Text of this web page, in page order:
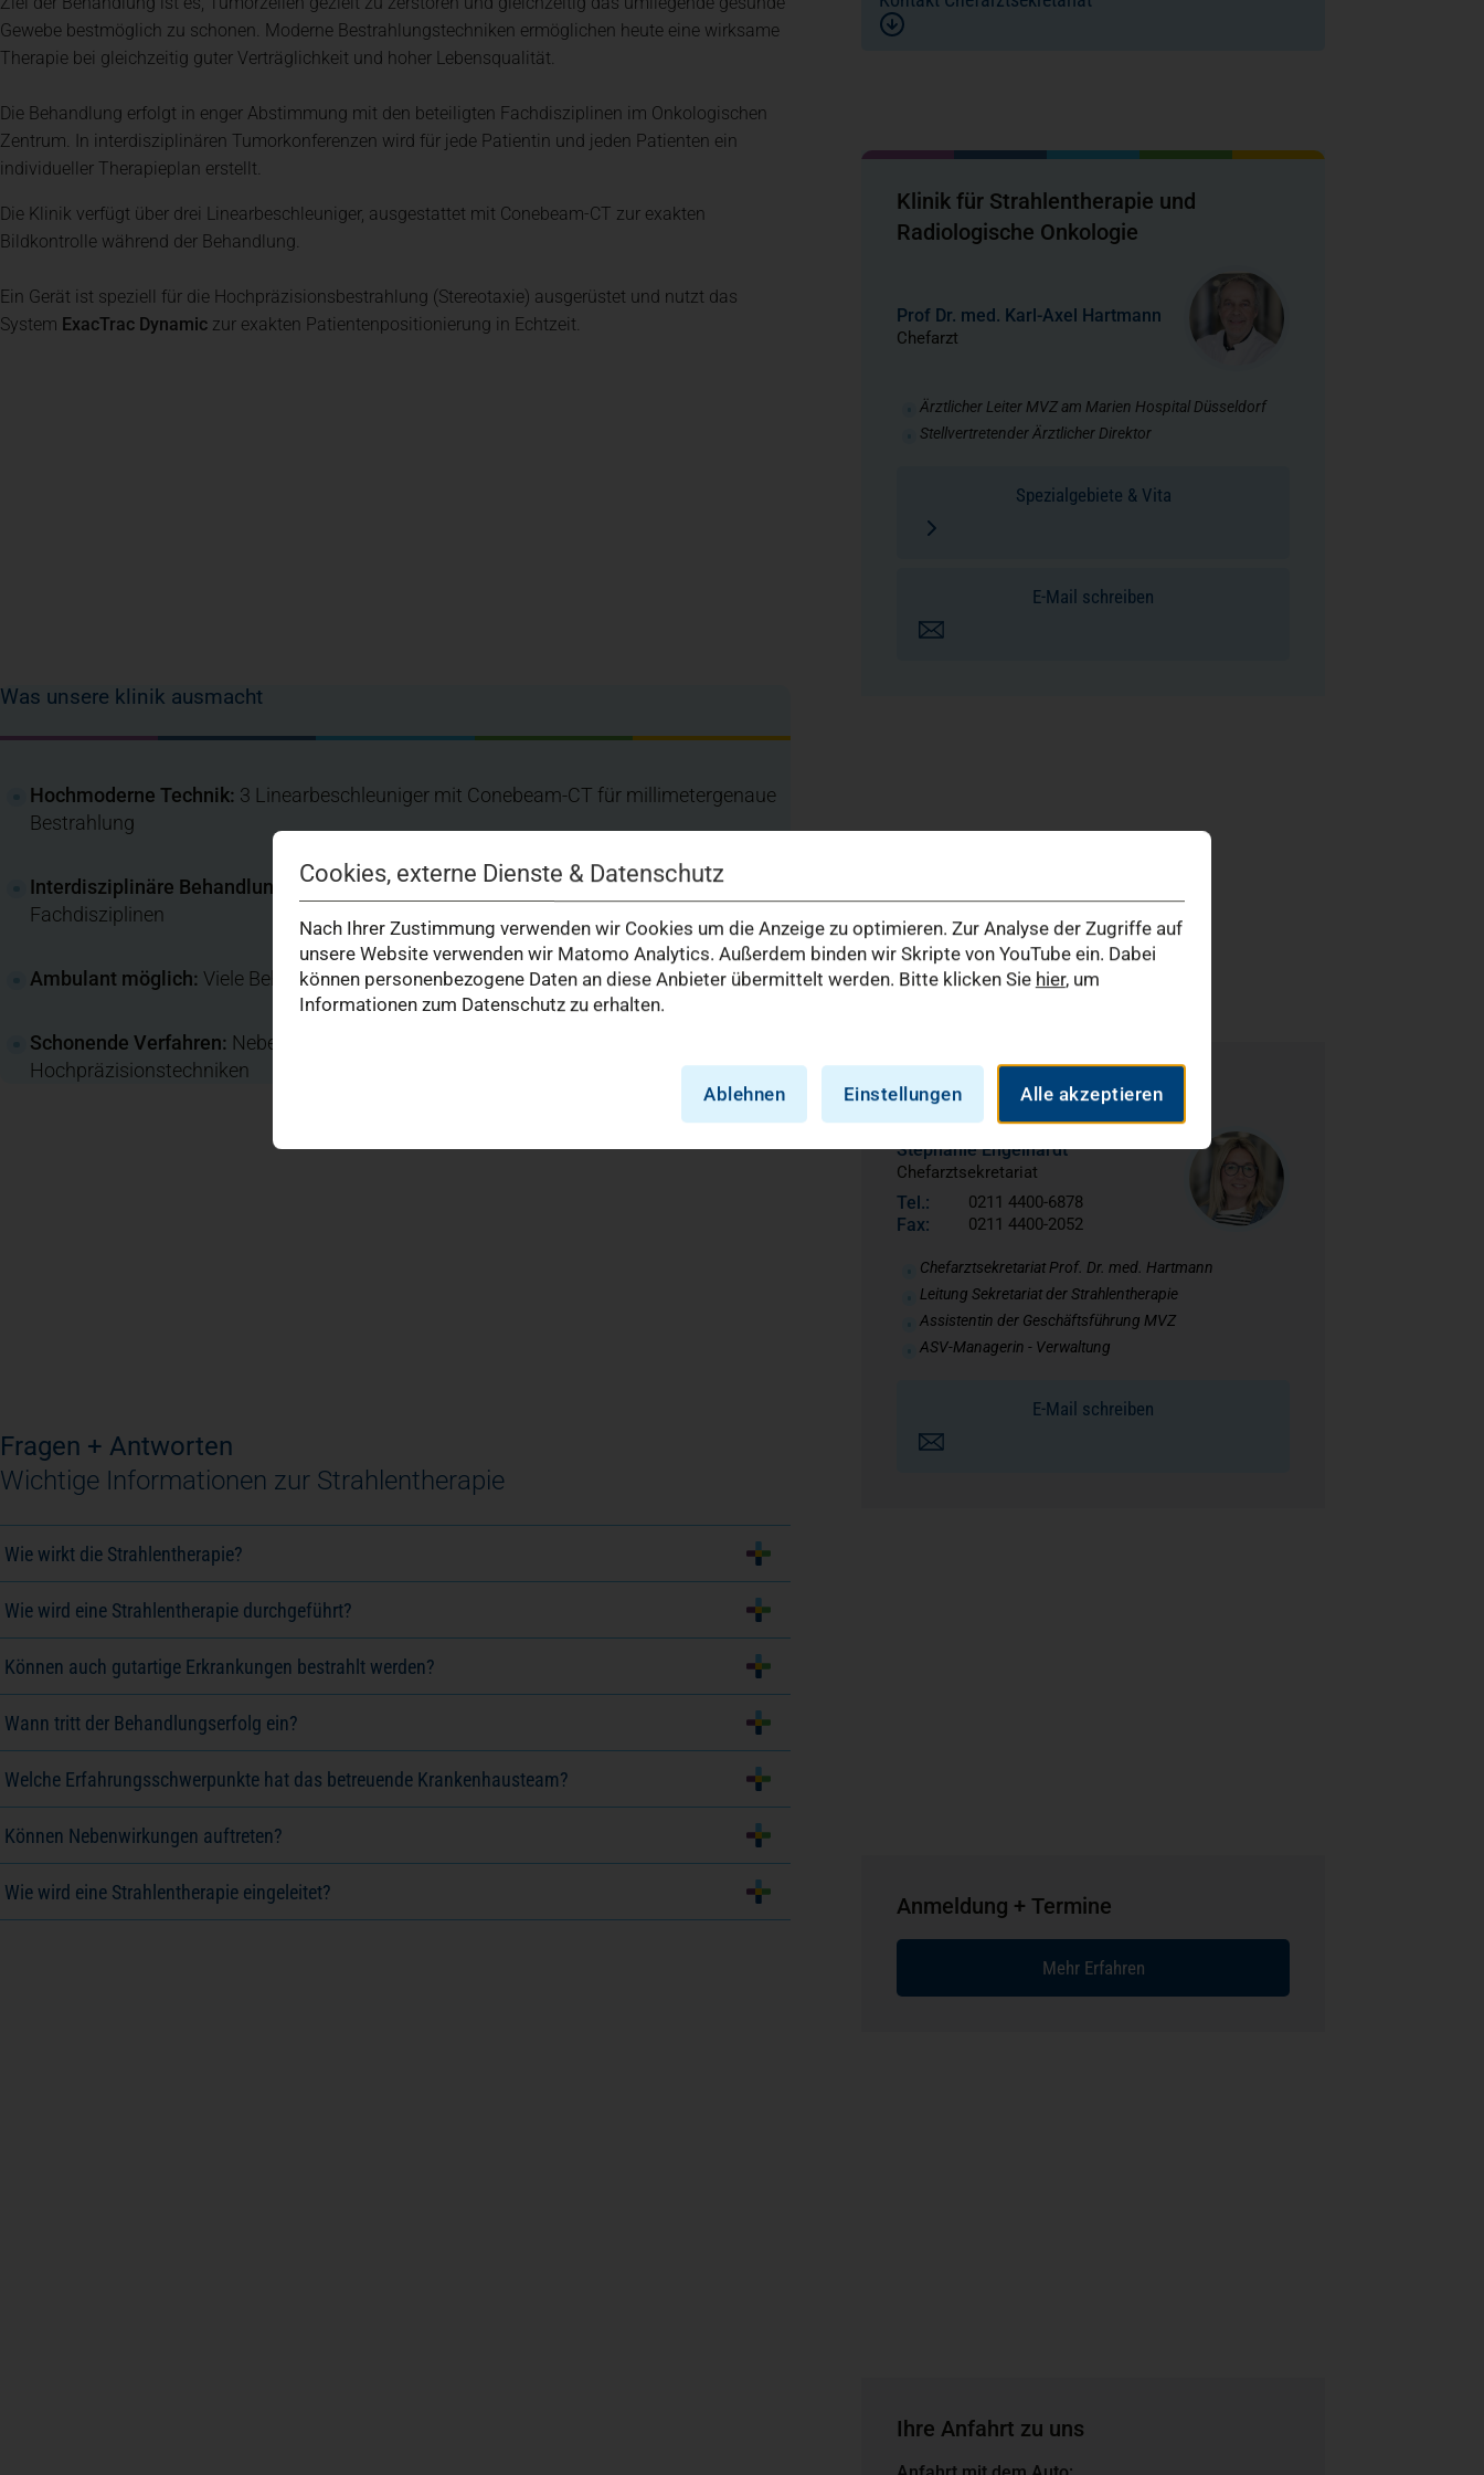
Gewebe bestmöglich zu schonen. Moderne Bestrahlungstechniken ermöglichen heute eine wirksame
Therapie bei gleichzeitig guter Verträglichkeit und hoher Lebensqualität.
Die Behandlung erfolgt in enger Abstimmung mit den beteiligten Fachdisziplinen im Onkologischen
Zentrum. In interdisziplinären Tumorkonferenzen wird für jede Patientin und jeden Patienten ein
individueller Therapieplan erstellt.
Die Klinik verfügt über drei Linearbeschleuniger, ausgestattet mit Conebeam-CT zur exakten
Bildkontrolle während der Behandlung.
Ein Gerät ist speziell für die Hochpräzisionsbestrahlung (Stereotaxie) ausgerüstet und nutzt das
System ExacTrac Dynamic zur exakten Patientenpositionierung in Echtzeit.
Was unsere klinik ausmacht
Hochmoderne Technik: 3 Linearbeschleuniger mit Conebeam-CT für millimetergenaue
Bestrahlung
Interdisziplinäre Behandlung:
Therapieplanung im Tumorboard mit allen relevanten
Fachdisziplinen
Ambulant möglich: Viele Behandlungen ohne stationären Aufenthalt
Schonende Verfahren: Nebenwirkungsarme Therapie durch moderne
Hochpräzisionstechniken
Fragen + Antworten
Wichtige Informationen zur Strahlentherapie
Wie wirkt die Strahlentherapie?
Wie wird eine Strahlentherapie durchgeführt?
Können auch gutartige Erkrankungen bestrahlt werden?
Wann tritt der Behandlungserfolg ein?
Welche Erfahrungsschwerpunkte hat das betreuende Krankenhausteam?
Können Nebenwirkungen auftreten?
Wie wird eine Strahlentherapie eingeleitet?
Klinik für Strahlentherapie und
Radiologische Onkologie
Prof Dr. med. Karl-Axel Hartmann
Chefarzt
Ärztlicher Leiter MVZ am Marien Hospital Düsseldorf
Stellvertretender Ärztlicher Direktor
Spezialgebiete & Vita
E-Mail schreiben
Kontakt Chefarztsekretariat
Stephanie Engelhardt
Chefarztsekretariat
Tel.: 0211 4400-6878
Fax: 0211 4400-2052
Chefarztsekretariat Prof. Dr. med. Hartmann
Leitung Sekretariat der Strahlentherapie
Assistentin der Geschäftsführung MVZ
ASV-Managerin - Verwaltung
E-Mail schreiben
Anmeldung + Termine
Mehr Erfahren
Ihre Anfahrt zu uns
Cookies, externe Dienste & Datenschutz
Nach Ihrer Zustimmung verwenden wir Cookies um die Anzeige zu optimieren. Zur Analyse der Zugriffe auf
unsere Website verwenden wir Matomo Analytics. Außerdem binden wir Skripte von YouTube ein. Dabei
können personenbezogene Daten an diese Anbieter übermittelt werden. Bitte klicken Sie hier, um
Informationen zum Datenschutz zu erhalten.
Ablehnen Einstellungen Alle akzeptieren